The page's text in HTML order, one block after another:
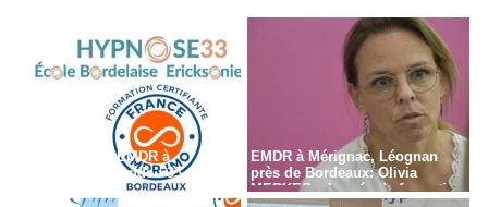
Formation en EMDR à
Bordeaux - Gironde - 33
EMDR à Mérignac, Léognan
près de Bordeaux: Olivia
MERKES, chargée de formation